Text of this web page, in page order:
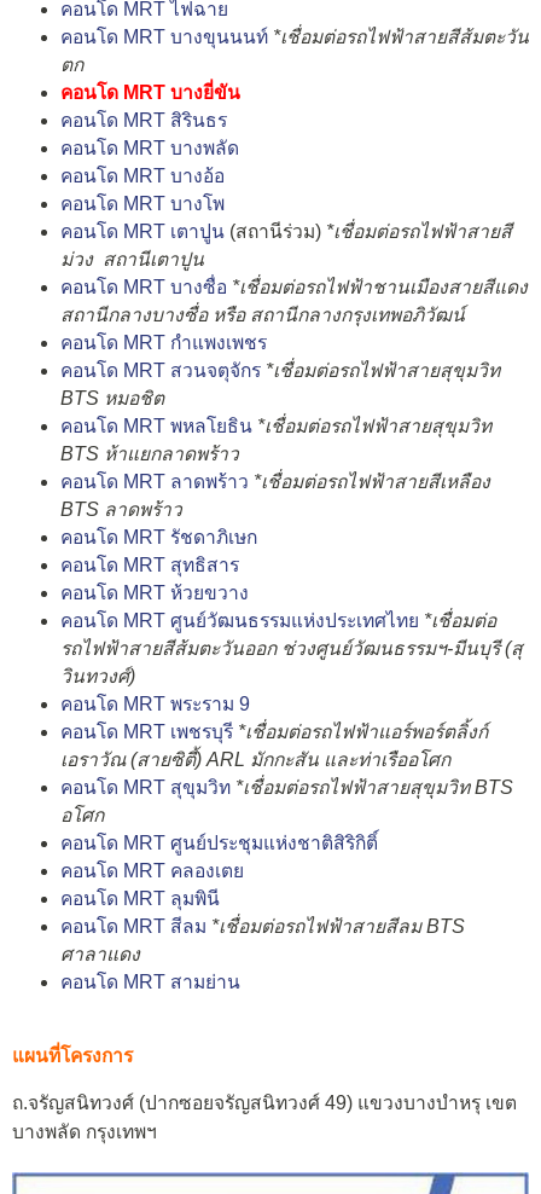
คอนโด MRT ไฟฉาย
คอนโด MRT บางขุนนนท์ *เชื่อมต่อรถไฟฟ้าสายสีส้มตะวัน
ตก
คอนโด MRT บางยี่ขัน
คอนโด MRT สิรินธร
คอนโด MRT บางพลัด
คอนโด MRT บางอ้อ
คอนโด MRT บางโพ
คอนโด MRT เตาปูน (สถานีร่วม) *เชื่อมต่อรถไฟฟ้าสายสี
ม่วง สถานีเตาปูน
คอนโด MRT บางซื่อ *เชื่อมต่อรถไฟฟ้าชานเมืองสายสีแดง
สถานีกลางบางซื่อ หรือ สถานีกลางกรุงเทพอภิวัฒน์
คอนโด MRT กำแพงเพชร
คอนโด MRT สวนจตุจักร *เชื่อมต่อรถไฟฟ้าสายสุขุมวิท
BTS หมอชิต
คอนโด MRT พหลโยธิน *เชื่อมต่อรถไฟฟ้าสายสุขุมวิท
BTS ห้าแยกลาดพร้าว
คอนโด MRT ลาดพร้าว *เชื่อมต่อรถไฟฟ้าสายสีเหลือง
BTS ลาดพร้าว
คอนโด MRT รัชดาภิเษก
คอนโด MRT สุทธิสาร
คอนโด MRT ห้วยขวาง
คอนโด MRT ศูนย์วัฒนธรรมแห่งประเทศไทย *เชื่อมต่อ
รถไฟฟ้าสายสีส้มตะวันออก ช่วงศูนย์วัฒนธรรมฯ-มีนบุรี (สุ
วินทวงศ์)
คอนโด MRT พระราม 9
คอนโด MRT เพชรบุรี *เชื่อมต่อรถไฟฟ้าแอร์พอร์ตลิ้งก์
เอราวัณ (สายซิตี้) ARL มักกะสัน และท่าเรืออโศก
คอนโด MRT สุขุมวิท *เชื่อมต่อรถไฟฟ้าสายสุขุมวิท BTS
อโศก
คอนโด MRT ศูนย์ประชุมแห่งชาติสิริกิติ์
คอนโด MRT คลองเตย
คอนโด MRT ลุมพินี
คอนโด MRT สีลม *เชื่อมต่อรถไฟฟ้าสายสีลม BTS
ศาลาแดง
คอนโด MRT สามย่าน
แผนที่โครงการ
ถ.จรัญสนิทวงศ์ (ปากซอยจรัญสนิทวงศ์ 49) แขวงบางบำหรุ เขต
บางพลัด กรุงเทพฯ